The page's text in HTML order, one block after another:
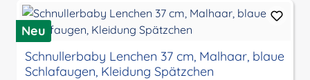
Neu
Schnullerbaby Lenchen 37 cm, Malhaar, blaue
Schlafaugen, Kleidung Spätzchen